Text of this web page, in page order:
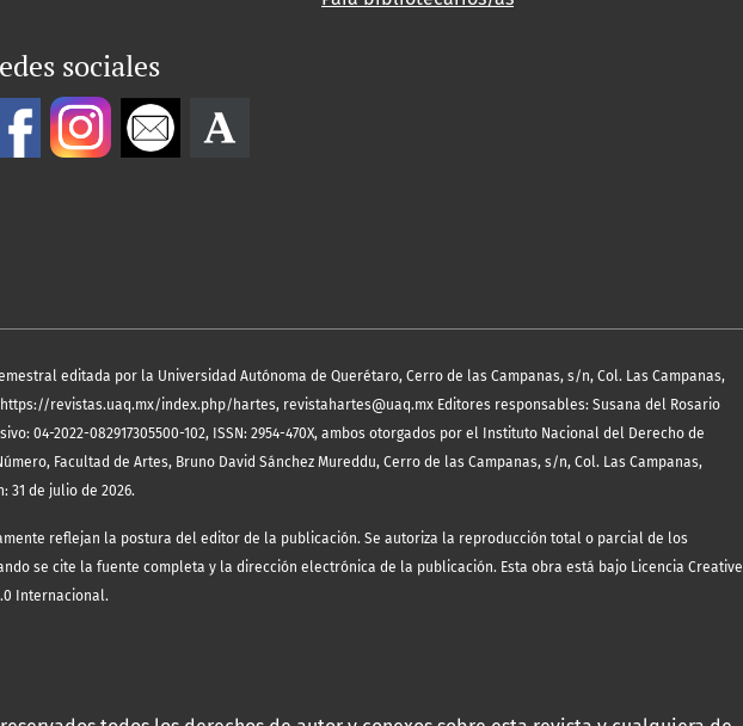
sociales
editada por la Universidad Autónoma de Querétaro, Cerro de las Campanas, s/n, Col. Las Campanas,
https://revistas.uaq.mx/index.php/hartes, revistahartes@uaq.mx Editores responsables: Susana del Rosario
04-2022-082917305500-102, ISSN: 2954-470X, ambos otorgados por el Instituto Nacional del Derecho de
Facultad de Artes, Bruno David Sánchez Mureddu, Cerro de las Campanas, s/n, Col. Las Campanas,
31 de julio de 2026.
reflejan la postura del editor de la publicación. Se autoriza la reproducción total o parcial de los
se cite la fuente completa y la dirección electrónica de la publicación. Esta obra está bajo Licencia Creative
Internacional.